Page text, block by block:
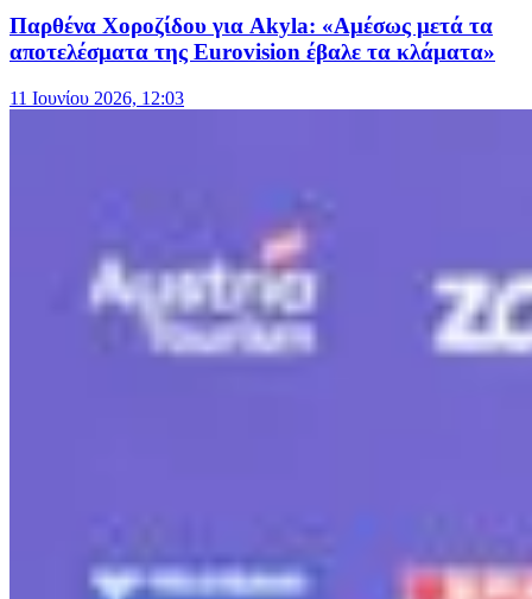
Παρθένα Χοροζίδου για Akyla: «Αμέσως μετά τα
αποτελέσματα της Eurovision έβαλε τα κλάματα»
11 Ιουνίου 2026, 12:03